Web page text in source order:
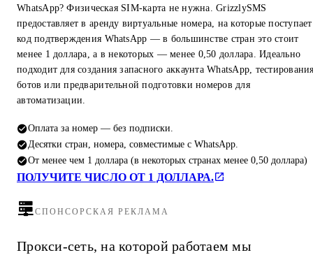
WhatsApp? Физическая SIM-карта не нужна. GrizzlySMS
предоставляет в аренду виртуальные номера, на которые поступает
код подтверждения WhatsApp — в большинстве стран это стоит
менее 1 доллара, а в некоторых — менее 0,50 доллара. Идеально
подходит для создания запасного аккаунта WhatsApp,
ботов или предварительной подготовки номеров для
автоматизации.
Оплата за номер — без подписки.
Десятки стран, номера, совместимые с WhatsApp.
От менее чем 1 доллара (в некоторых странах менее 0,50 доллара)
ПОЛУЧИТЕ ЧИСЛО ОТ 1 ДОЛЛАРА.
СПОНСОРСКАЯ РЕКЛАМА
Прокси-сеть, на которой работаем мы